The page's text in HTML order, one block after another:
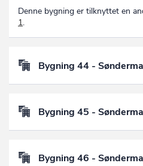
Denne bygning er tilknyttet en
1.
Bygning 44 -
Bygning 45 -
Bygning 46 -